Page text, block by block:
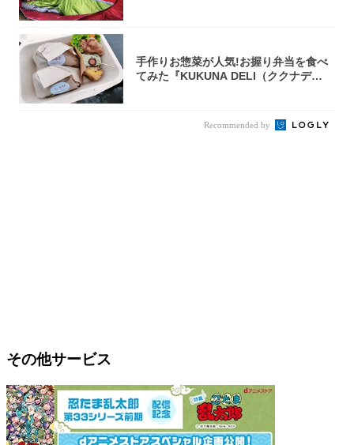
手作りお惣菜が人気!お握り弁当を食べ
てみた『KUKUNA DELI（ククナデ
Recommended by
その他サービス